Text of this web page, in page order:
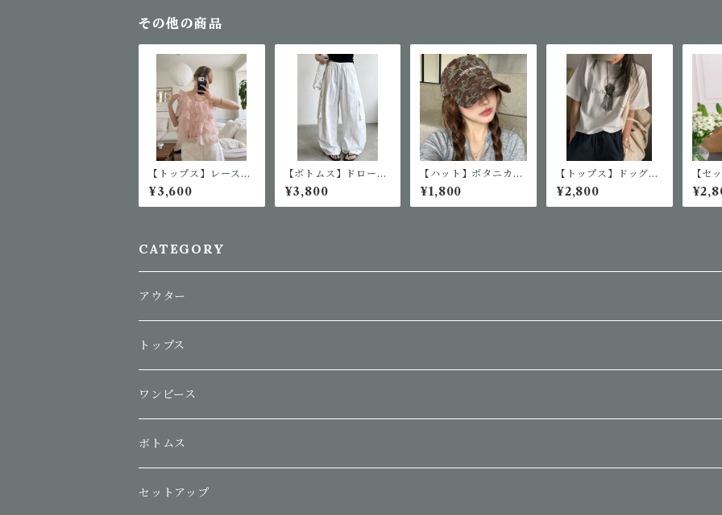
その他の商品
【トップス】レースフ
リル半袖ブラウス
¥3,600
【ボトムス】ドロース
トリングカーゴパンツ
¥3,800
【ハット】ボタニカル
柄ベースボールキャッ
プ
¥1,800
【トップス】ドッグプ
リントTシャツ
¥2,800
【セ
ーリ
ョー
ップ
CATEGORY
アウター
トップス
ワンピース
ボトムス
セットアップ